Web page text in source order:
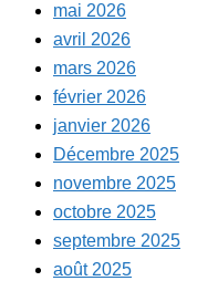
mai 2026
avril 2026
mars 2026
février 2026
janvier 2026
Décembre 2025
novembre 2025
octobre 2025
septembre 2025
août 2025